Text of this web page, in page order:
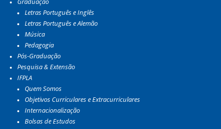
Letras Português e Inglês
Letras Português e Alemão
Música
Pedagogia
Pós-Graduação
Pesquisa & Extensão
IFPLA
Quem Somos
Objetivos Curriculares e Extracurriculares
Internacionalização
Bolsas de Estudos